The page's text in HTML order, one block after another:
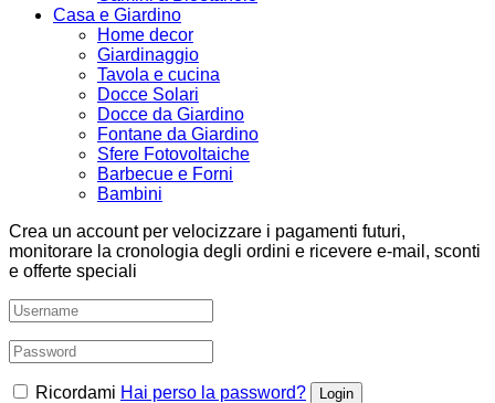
Casa e Giardino
Home decor
Giardinaggio
Tavola e cucina
Docce Solari
Docce da Giardino
Fontane da Giardino
Sfere Fotovoltaiche
Barbecue e Forni
Bambini
Crea un account per velocizzare i pagamenti futuri,
monitorare la cronologia degli ordini e ricevere e-mail, sconti
e offerte speciali
Ricordami Hai perso la password?